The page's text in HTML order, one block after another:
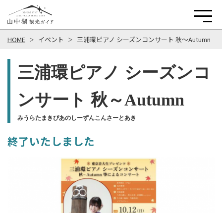
HOME イベント 三浦環ピアノ シーズンコンサート 秋～Autumn
三浦環ピアノ シーズンコ
ンサート 秋～Autumn
みうらたまきぴあのしーずんこんさーとあき
終了いたしました